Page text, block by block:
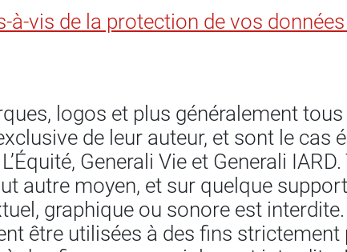
vis de la protection de vos
logos et plus généralement
de leur auteur, et sont le cas
Generali Vie et Generali
autre moyen, et sur quelque
graphique ou sonore est
être utilisées à des fins strictement